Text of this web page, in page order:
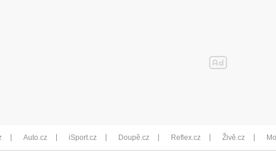
Auto.cz iSport.cz Doupě.cz Reflex.cz Živě.cz